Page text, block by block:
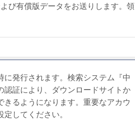
び有償版データをお送りします。領
発行されます。検索システム『中
認証により、ダウンロードサイトか
るようになります。重要なアカウ
してください。